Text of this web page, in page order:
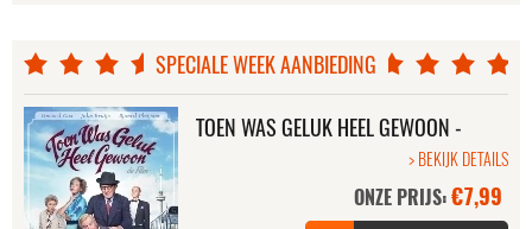
SPECIALE WEEK AANBIEDING
TOEN WAS GELUK HEEL GEWOON -
> BEKIJK DETAILS
ONZE PRIJS:€7,99